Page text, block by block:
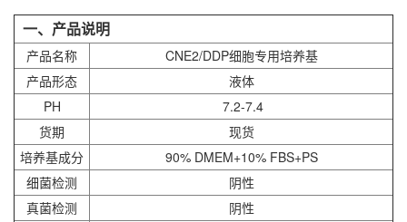
一、产品说明
产品名称
CNE2/DDP细胞专用培养基
产品形态
液体
PH
7.2-7.4
货期
现货
培养基成分
90% DMEM+10% FBS+PS
细菌检测
阴性
真菌检测
阴性